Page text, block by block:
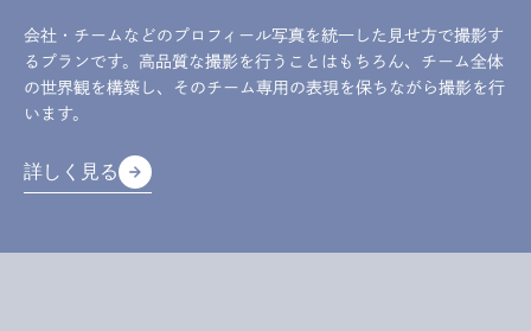
会社・チームなどのプロフィール写真を統一した見せ方で撮影す
るプランです。高品質な撮影を行うことはもちろん、チーム全体
の世界観を構築し、そのチーム専用の表現を保ちながら撮影を行
います。
詳しく見る arrow_forward
arrow_forward